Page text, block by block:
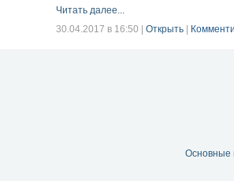
Читать далее...
30.04.2017 в 16:50
Открыть
Основные